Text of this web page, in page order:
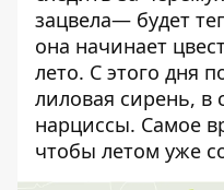
зацвела— будет
она начинает
лето. С этого дня
лиловая сирень, в
нарциссы. Самое
чтобы летом уже